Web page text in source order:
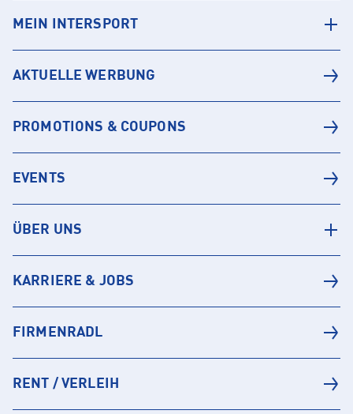
MEIN INTERSPORT
AKTUELLE WERBUNG
PROMOTIONS & COUPONS
EVENTS
ÜBER UNS
KARRIERE & JOBS
FIRMENRADL
RENT / VERLEIH